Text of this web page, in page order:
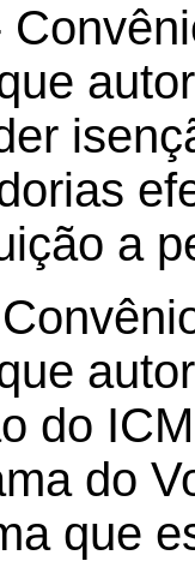
a
do
do
que